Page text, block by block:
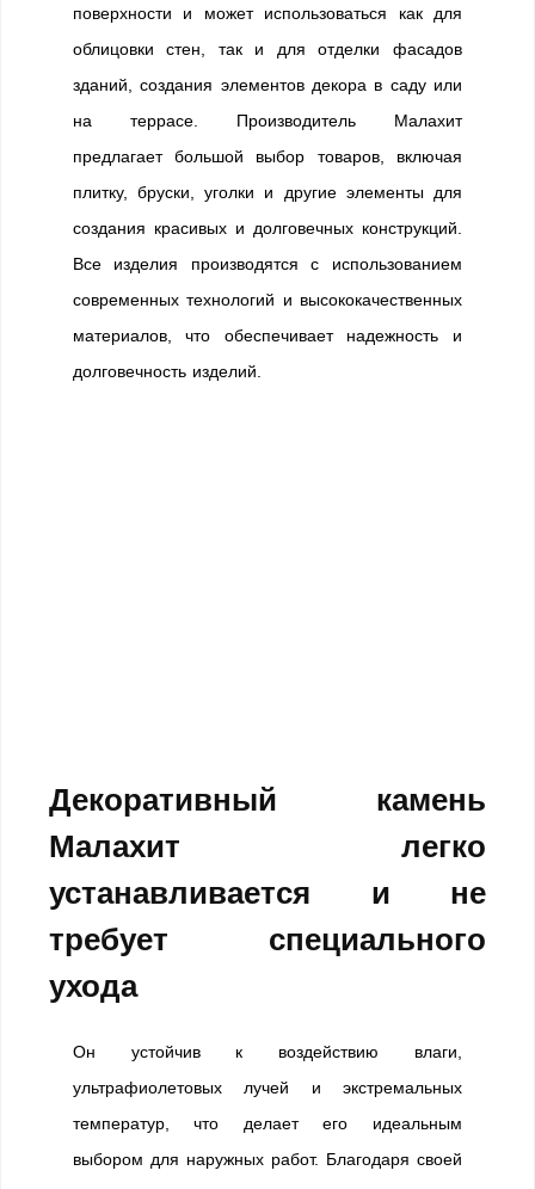
поверхности и может использоваться как для
облицовки стен, так и для отделки фасадов
зданий, создания элементов декора в саду или
на террасе. Производитель Малахит
предлагает большой выбор товаров, включая
плитку, бруски, уголки и другие элементы для
создания красивых и долговечных конструкций.
Все изделия производятся с использованием
современных технологий и высококачественных
материалов, что обеспечивает надежность и
долговечность изделий.
Декоративный камень
Малахит легко
устанавливается и не
требует специального
ухода
Он устойчив к воздействию влаги,
ультрафиолетовых лучей и экстремальных
температур, что делает его идеальным
выбором для наружных работ. Благодаря своей